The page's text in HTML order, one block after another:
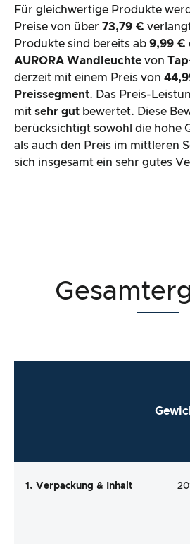
Für gleichwertige Produkte
Preise von über 73,79 €
Produkte sind bereits ab 9,99 €
AURORA Wandleuchte von
derzeit mit einem Preis von
Preissegment. Das Preis-
mit sehr gut bewertet. Diese
berücksichtigt sowohl die hohe
als auch den Preis im mittleren
sich insgesamt ein sehr gutes
1. Verpackung & Inhalt